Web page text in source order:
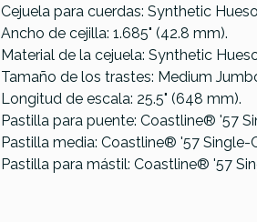
Cejuela para cuerdas: Synthetic
Ancho de cejilla: 1.685" (42.8 mm).
Material de la cejuela: Synthetic
Tamaño de los trastes: Medium
Longitud de escala: 25.5" (648 mm).
Pastilla para puente: Coastline® '57
Pastilla media: Coastline® '57
Pastilla para mástil: Coastline® '57